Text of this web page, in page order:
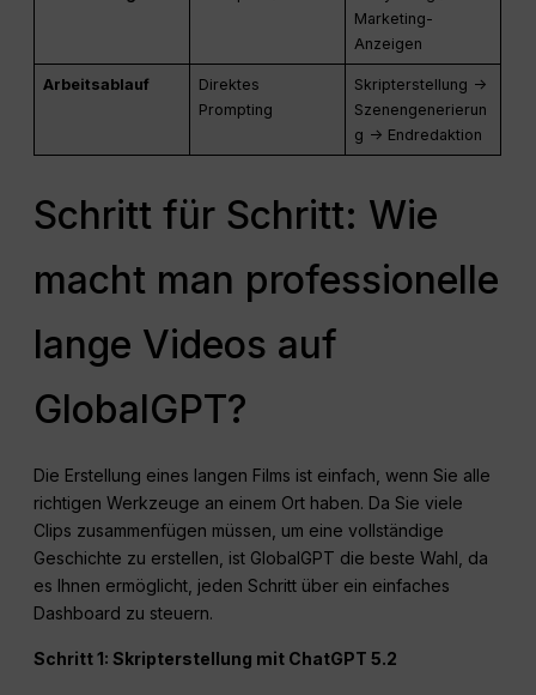
Marketing-
Anzeigen
Arbeitsablauf
Direktes
Prompting
Skripterstellung ->
Szenengenerierun
g -> Endredaktion
Schritt für Schritt: Wie
macht man professionelle
lange Videos auf
GlobalGPT?
Die Erstellung eines langen Films ist einfach, wenn Sie alle
richtigen Werkzeuge an einem Ort haben. Da Sie viele
Clips zusammenfügen müssen, um eine vollständige
Geschichte zu erstellen, ist GlobalGPT die beste Wahl, da
es Ihnen ermöglicht, jeden Schritt über ein einfaches
Dashboard zu steuern.
Schritt 1: Skripterstellung mit ChatGPT 5.2